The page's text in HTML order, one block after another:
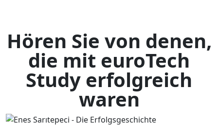
Hören Sie von denen,
die mit euroTech
Study erfolgreich
waren